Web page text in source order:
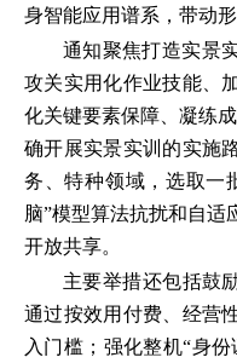
身智能应用谱系，带动
通知聚焦打造实景
攻关实用化作业技能、
化关键要素保障、凝练
确开展实景实训的实施
务、特种领域，选取一
脑”模型算法抗扰和自适
开放共享。
主要举措还包括鼓
通过按效用付费、经营
入门槛；强化整机“身